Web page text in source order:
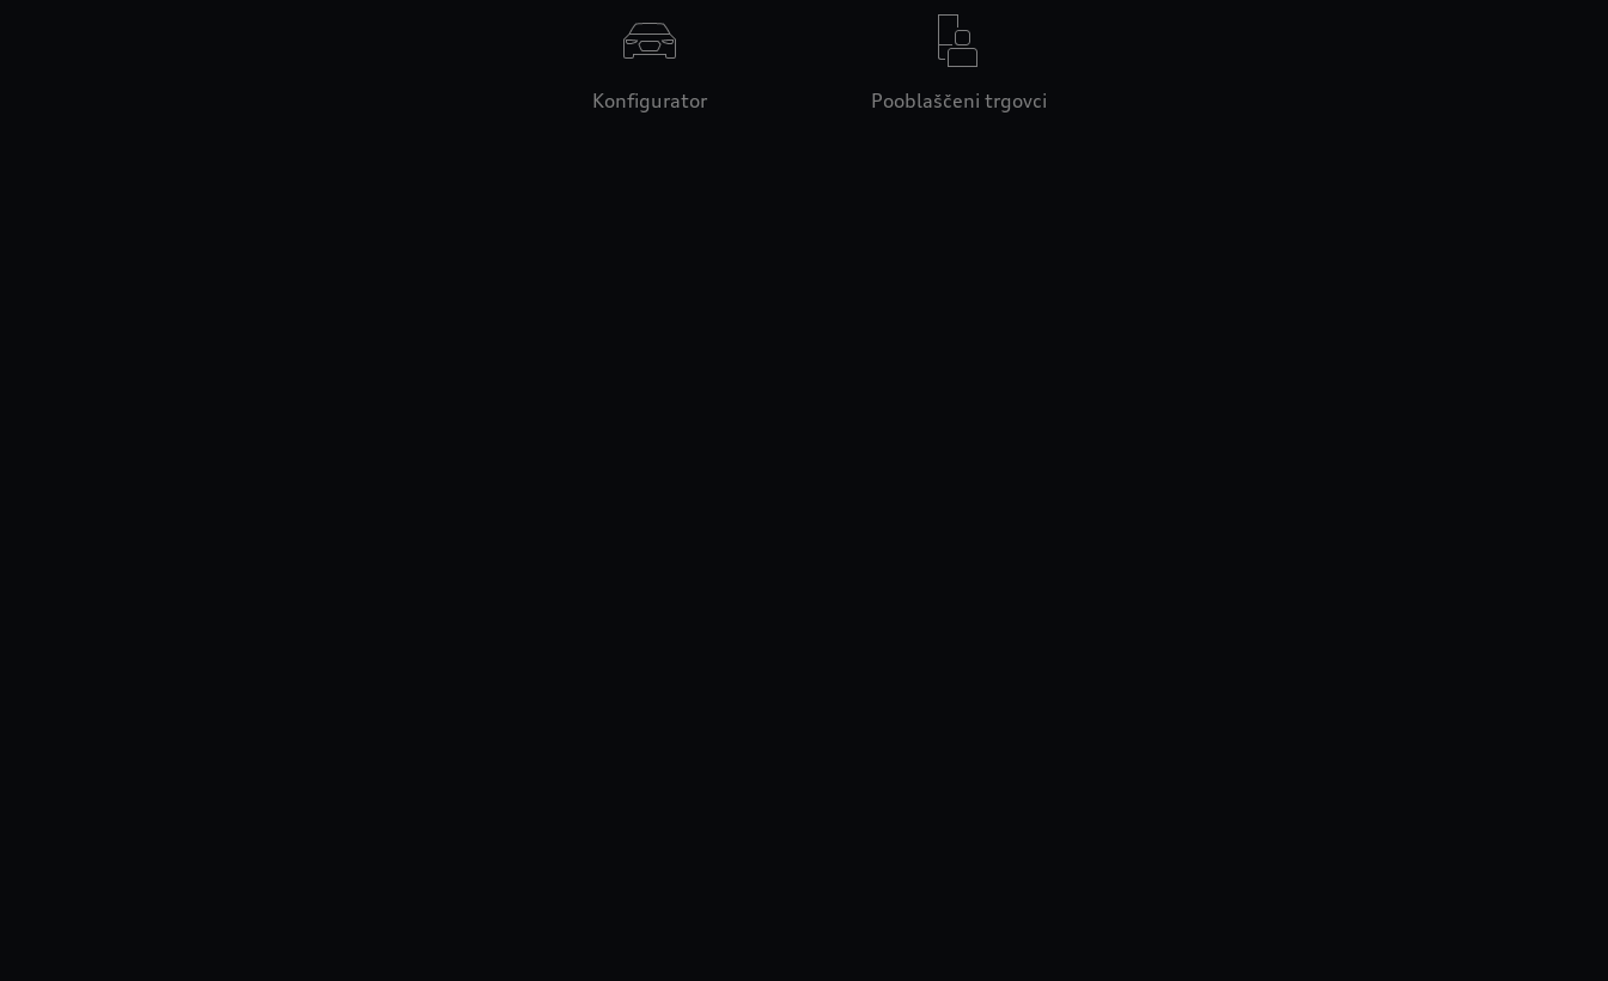
Konfigurator Pooblaščeni trgovci